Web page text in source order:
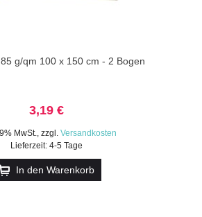
g/qm 100 x 150 cm - 2 Bogen
3,19 €
MwSt., zzgl. Versandkosten
Lieferzeit: 4-5 Tage
In den Warenkorb